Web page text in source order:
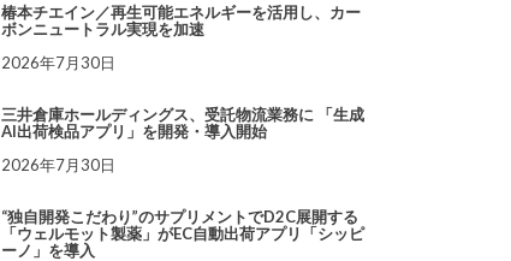
椿本チエイン／再生可能エネルギーを活用し、カー
ボンニュートラル実現を加速
2026年7月30日
三井倉庫ホールディングス、受託物流業務に 「生成
AI出荷検品アプリ」を開発・導入開始
2026年7月30日
“独自開発こだわり”のサプリメントでD2C展開する
「ウェルモット製薬」がEC自動出荷アプリ「シッピ
ーノ」を導入